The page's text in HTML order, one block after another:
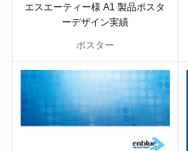
エスエーティー様 A1 製品ポスタ
ーデザイン実績
ポスター